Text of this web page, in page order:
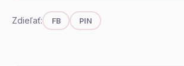
Zdieľať: FB PIN